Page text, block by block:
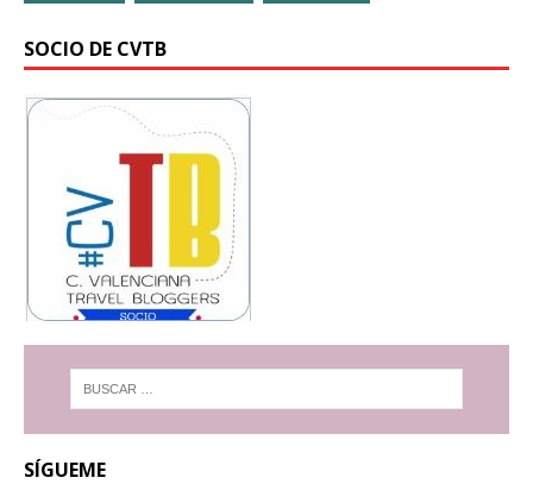
SOCIO DE CVTB
SÍGUEME